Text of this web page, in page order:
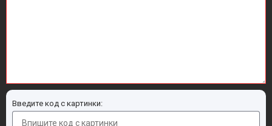
Введите код с картинки: